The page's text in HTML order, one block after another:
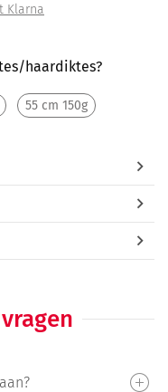
Klarna
haardiktes?
55 cm 150g